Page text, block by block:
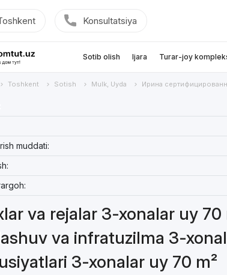
Konsultatsiya
Sotib olish Ijara Turar-joy
Toshkent Sotish Mulk, Uyda Ирина
muddati:
va rejalar 3-xonalar uy 70
va infratuzilma 3-
3-xonalar uy 70 m²